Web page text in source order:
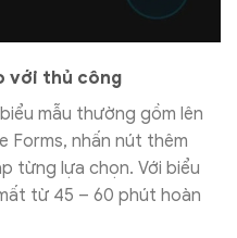
với thủ công
mẫu thường gồm lên
Forms, nhấn nút thêm
từng lựa chọn. Với biểu
từ 45 – 60 phút hoàn